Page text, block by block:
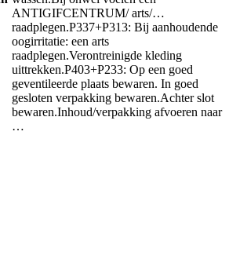
ANTIGIFCENTRUM/ arts/…
raadplegen.P337+P313: Bij aanhoudende
oogirritatie: een arts
raadplegen.Verontreinigde kleding
uittrekken.P403+P233: Op een goed
geventileerde plaats bewaren. In goed
gesloten verpakking bewaren.Achter slot
bewaren.Inhoud/verpakking afvoeren naar
…